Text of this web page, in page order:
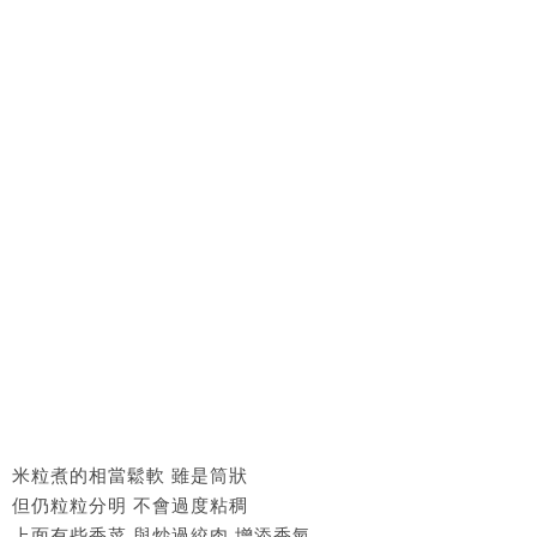
米粒煮的相當鬆軟 雖是筒狀
但仍粒粒分明 不會過度粘稠